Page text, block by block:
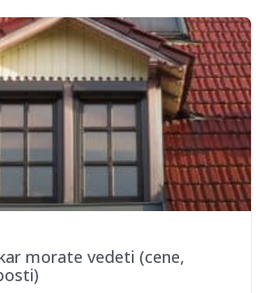
morate vedeti (cene,